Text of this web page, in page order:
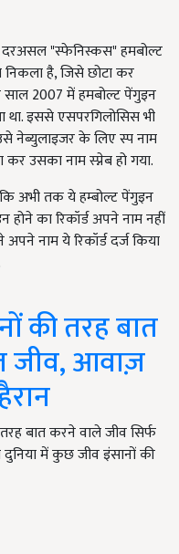
दरअसल "स्फेनिस्कस" हमबोल्ट
है, जिसे छोटा कर
साल 2007 में हमबोल्ट पेंगुइन
इससे एसपरगिलोसिस भी
नेब्युलाइजर के लिए स्प नाम
उसका नाम स्प्नेब हो गया.
अभी तक ये हम्बोल्ट पेंगुइन
होने का रिकॉर्ड अपने नाम नहीं
नाम ये रिकॉर्ड दर्ज किया
की तरह बात
जीव, आवाज़
बात करने वाले जीव सिर्फ
में कुछ जीव इंसानों की